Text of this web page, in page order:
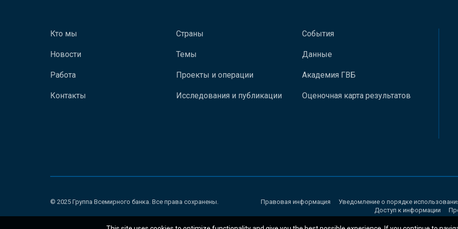
Кто мы
Новости
Работа
Контакты
Страны
Темы
Проекты и операции
Исследования и публикации
События
Данные
Академия ГВБ
Оценочная карта результатов
© 2025 Группа Всемирного банка. Все права сохранены. Правовая информация Уведомление о порядке
Доступ к информации